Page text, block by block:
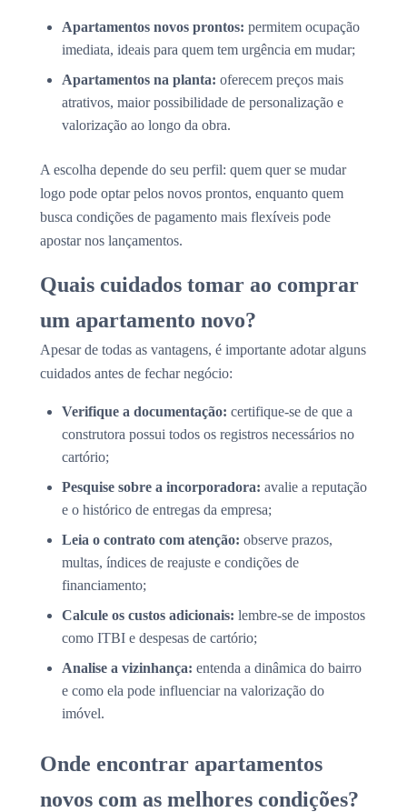
Apartamentos novos prontos: permitem ocupação
imediata, ideais para quem tem urgência em mudar;
Apartamentos na planta: oferecem preços mais
atrativos, maior possibilidade de personalização e
valorização ao longo da obra.
A escolha depende do seu perfil: quem quer se mudar
logo pode optar pelos novos prontos, enquanto quem
busca condições de pagamento mais flexíveis pode
apostar nos lançamentos.
Quais cuidados tomar ao comprar
um apartamento novo?
Apesar de todas as vantagens, é importante adotar alguns
cuidados antes de fechar negócio:
Verifique a documentação: certifique-se de que a
construtora possui todos os registros necessários no
cartório;
Pesquise sobre a incorporadora: avalie a reputação
e o histórico de entregas da empresa;
Leia o contrato com atenção: observe prazos,
multas, índices de reajuste e condições de
financiamento;
Calcule os custos adicionais: lembre-se de impostos
como ITBI e despesas de cartório;
Analise a vizinhança: entenda a dinâmica do bairro
e como ela pode influenciar na valorização do
imóvel.
Onde encontrar apartamentos
novos com as melhores condições?